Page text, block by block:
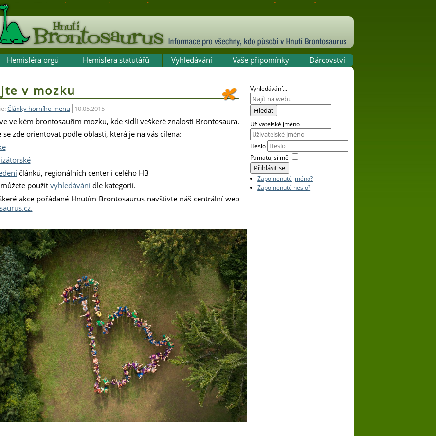
Hemisféra orgů Hemisféra statutářů Vyhledávání Vaše připomínky Dárcovství
v mozku
Články horního menu 10.05.2015
velkém brontosauřím mozku, kde sídlí veškeré znalosti Brontosaura.
se zde orientovat podle oblasti, která je na vás cílena:
článků, regionálních center i celého HB
použítvyhledávánídle kategorií.
akce pořádané Hnutím Brontosaurus navštivte náš centrální web
Vyhledávání...
Hledat
Uživatelské jméno
Heslo
Pamatuj si mě
Přihlásit se
Zapomenuté jméno?
Zapomenuté heslo?